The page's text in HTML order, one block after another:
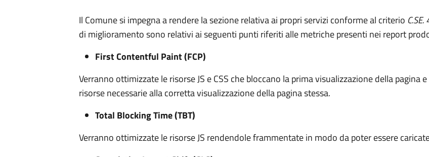
Il Comune si impegna a rendere la sezione relativa ai propri servizi conforme al criterio
di miglioramento sono relativi ai seguenti punti riferiti alle metriche presenti nei report
First Contentful Paint (FCP)
Verranno ottimizzate le risorse JS e CSS che bloccano la prima visualizzazione della
risorse necessarie alla corretta visualizzazione della pagina stessa.
Total Blocking Time (TBT)
Verranno ottimizzate le risorse JS rendendole frammentate in modo da poter essere